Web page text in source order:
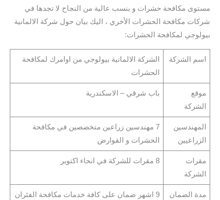
مستوى مكافحة حشرات و بنسب عالية من النجاح لا تجدها في
شركات مكافحة الحشرات الأخري ، اليك بيان حول شركة الالمانية
بيولوجي لمكافحة الحشرات:
اسم الشركة
الشركة الالمانية بيولوجي من اوامرك لمكافحة
الحشرات
موقع
الشركة
باب شرقي – الاسكندرية
المهندسين
الزراعيين
7 مهندسين زراعين متخصصين في مكافحة
الحشرات و القوارض
مقرات
الشركة
8 مقرات للشركة في انحاء اكتوبر
مدة الضمان
9 اشهر ضمان على كافة خدمات مكافحة الفئران